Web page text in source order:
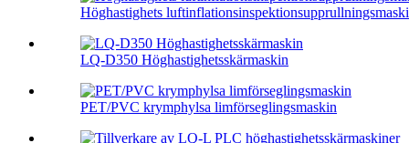
Höghastighets
LQ-D350 Höghastighetsskärmaskin
PET/PVC krymphylsa limförseglingsmaskin